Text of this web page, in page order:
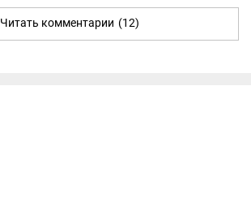
Читать комментарии (12)